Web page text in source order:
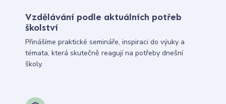
Vzdělávání podle aktuálních potřeb
školství
Přinášíme praktické semináře, inspiraci do výuky a
témata, která skutečně reagují na potřeby dnešní
školy.